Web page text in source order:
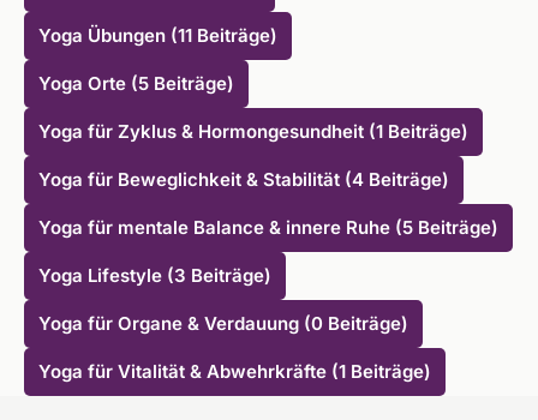
Yoga Übungen (11 Beiträge)
Yoga Orte (5 Beiträge)
Yoga für Zyklus & Hormongesundheit (1 Beiträge)
Yoga für Beweglichkeit & Stabilität (4 Beiträge)
Yoga für mentale Balance & innere Ruhe (5 Beiträge)
Yoga Lifestyle (3 Beiträge)
Yoga für Organe & Verdauung (0 Beiträge)
Yoga für Vitalität & Abwehrkräfte (1 Beiträge)